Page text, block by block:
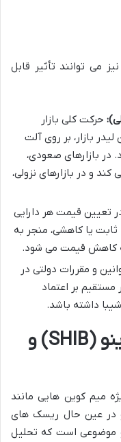
می توانند تأثیر قابل
حرکت کلی بازار
بازار، بر روی آلت
در بازارهای صعودی،
و در بازارهای نزولی،
تعیین قیمت هر دارایی
یا کاهشی، منجر به
کاهش قیمت می شود.
و مقررات دولتی در
مستقیم بر اعتماد
داشته باشد.
آینده ارز دیجیتال شیبا اینو (SHIB) و
میم کوین هایی مانند
و در عین حال ریسک های
موضوعی است که تحلیل